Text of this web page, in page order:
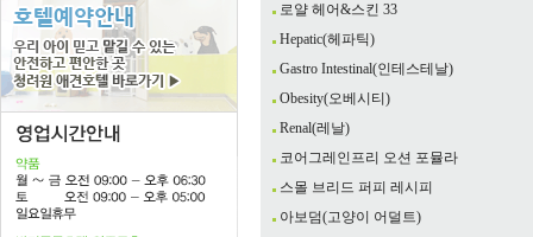
로얄 헤어&스킨 33
Hepatic(헤파틱)
Gastro Intestinal(인테스테날)
Obesity(오베시티)
Renal(레날)
코어그레인프리 오션 포뮬라
스몰 브리드 퍼피 레시피
아보덤(고양이 어덜트)